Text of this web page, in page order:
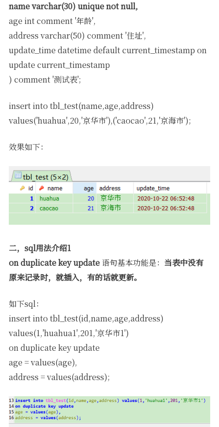
name varchar(30) unique not null,
age int comment '年龄',
address varchar(50) comment '住址',
update_time datetime default current_timestamp on
update current_timestamp
) comment '测试表';
insert into tbl_test(name,age,address)
values('huahua',20,'京华市'),('caocao',21,'京海市');
效果如下：
二，sql用法介绍1
on duplicate key update语句基本功能是： 当表中没有
原来记录时，就插入，有的话就更新。
如下sql：
insert into tbl_test(id,name,age,address)
values(1,'huahua1',201,'京华市1')
on duplicate key update
age = values(age),
address = values(address);